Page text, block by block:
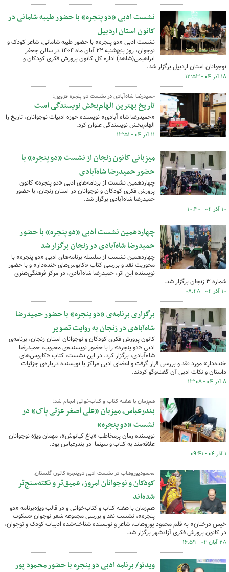
نشست ادبی «دو پنجره» با حضور طیبه شامانی در
کانون استان اردبیل
نشست ادبی «دو پنجره» با حضور طیبه شامانی، شاعر کودک و
نوجوان، روز پنج‌شنبه ۲۲ آبان ماه ۱۴۰۴ در سالن جعفر
ابراهیمی(شاهد) اداره کل کانون پرورش فکری کودکان و
نوجوانان استان اردبیل برگزار شد.
۱۸ آذر ۰۴ - ۱۲:۵۳
حمیدرضا شاه‌آبادی در نشست دو پنجره قزوین؛
تاریخ بهترین الهام‌بخش نویسندگی است
«حمیدرضا شاه آبادی» نویسنده حوزه ادبیات نوجوانان، تاریخ را
الهام‌بخش نویسندگی عنوان کرد.
۱۱ آذر ۰۴ - ۱۳:۵۱
میزبانی کانون زنجان از نشست «دو پنجره» با
حضور حمیدرضا شاه‌آبادی
چهاردهمین نشست از برنامه‌های ادبی «دو پنجره» کانون
پرورش فکری کودکان و نوجوانان در استان زنجان، با حضور
حمیدرضا شاه‌آبادی برگزار شد.
۱۰ آذر ۰۴ - ۱۰:۴۰
چهاردهمین نشست ادبی «دو پنجره» با حضور
حمیدرضا شاه‌آبادی در زنجان برگزار شد
چهاردهمین نشست از سلسله برنامه‌های ادبی «دو پنجره» با
محوریت نقد و بررسی کتاب «کابوس‌های خنده‌دار» و با حضور
نویسنده این اثر، حمیدرضا شاه‌آبادی، در مرکز فرهنگی‌هنری
شماره ۳ زنجان برگزار شد.
۱۰ آذر ۰۴ - ۰۸:۴۸
برگزاری برنامه‌ی «دو پنجره» با حضور حمیدرضا
شاه‌آبادی در زنجان به روایت تصویر
کانون پرورش فکری کودکان و نوجوانان استان زنجان، برنامه‌ی
ادبی «دو پنجره» را با حضور نویسنده‌ی محبوب، حمیدرضا
شاه‌آبادی، برگزار کرد. در این نشست، کتاب «کابوس‌های
خنده‌دار» مورد نقد و بررسی قرار گرفت و اعضای ادبی مراکز با نویسنده درباره‌ی جزئیات
داستان و نکات ادبی آن گفت‌وگو کردند.
۸ آذر ۰۴ - ۱۳:۰۸
هم‌زمان با هفته کتاب و کتاب‌خوانی انجام شد؛
بندرعباس، میزبان «علی اصغر عزتی پاک» در
نشست «دو پنجره»
نویسنده رمان پرمخاطب «باغ کیانوش»، مهمان ویژه نوجوانان
علاقه‌مند به کتاب و سینما در بندرعباس بود.
۱ آذر ۰۴ - ۰۹:۴۱
محمودپوروهاب در نشست ادبی دوپنجره کانون گلستان:
کودکان و نوجوانان امروز، عمیق‌تر و نکته‌سنج‌تر
شده‌اند
هم‌زمان با هفته کتاب و کتاب‌خوانی و در قالب ویژه‌برنامه «دو
پنجره»، نشست نقد و بررسی مجموعه شعر نوجوان «سکوت
خیس درختان» به قلم محمود پوروهاب، شاعر و نویسنده شناخته‌شده ادبیات کودک و نوجوان،
در کانون پرورش فکری آزادشهر برگزار شد.
۲۸ آبان ۰۴ - ۱۶:۵۹
ویدئو/ برنامه ادبی دو پنجره با حضور محمود پور